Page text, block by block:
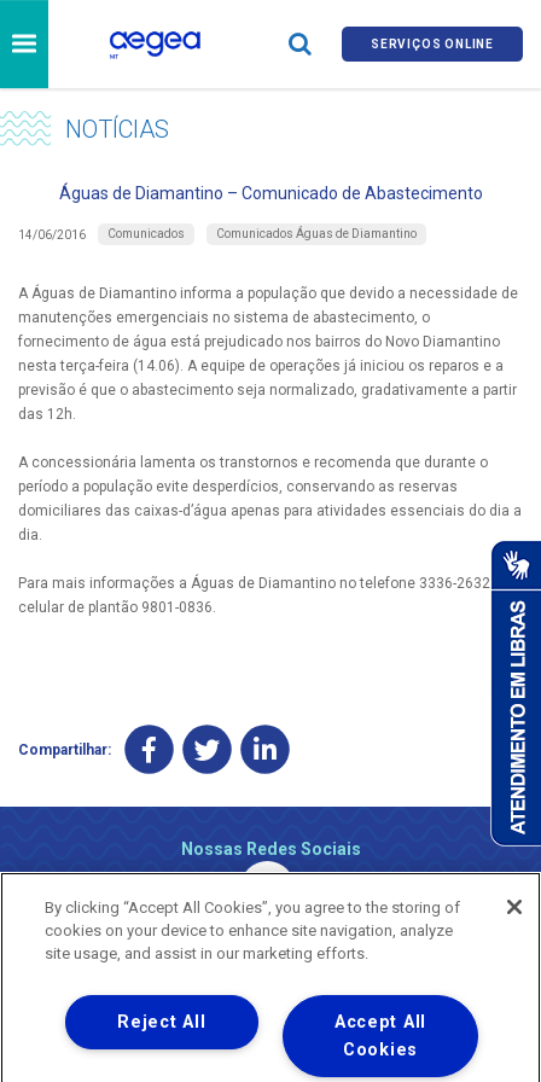
SERVIÇOS ONLINE
NOTÍCIAS
Águas de Diamantino – Comunicado de Abastecimento
14/06/2016 Comunicados Comunicados Águas de Diamantino
A Águas de Diamantino informa a população que devido a necessidade de
manutenções emergenciais no sistema de abastecimento, o
fornecimento de água está prejudicado nos bairros do Novo Diamantino
nesta terça-feira (14.06). A equipe de operações já iniciou os reparos e a
previsão é que o abastecimento seja normalizado, gradativamente a partir
das 12h.
A concessionária lamenta os transtornos e recomenda que durante o
período a população evite desperdícios, conservando as reservas
domiciliares das caixas-d’água apenas para atividades essenciais do dia a
dia.
Para mais informações a Águas de Diamantino no telefone 3336-2632 e no
celular de plantão 9801-0836.
Compartilhar:
Nossas Redes Sociais
Uma empresa
Copyright ® 2026 - Todos os Direitos Reservados.
By clicking “Accept All Cookies”, you agree to the storing of
cookies on your device to enhance site navigation, analyze
site usage, and assist in our marketing efforts.
Accept All
Cookies
Reject All